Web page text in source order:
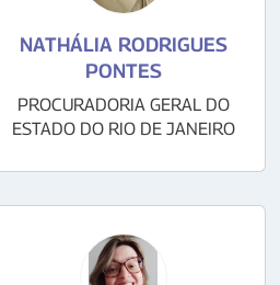
NATHÁLIA RODRIGUES
PONTES
PROCURADORIA GERAL DO
ESTADO DO RIO DE JANEIRO